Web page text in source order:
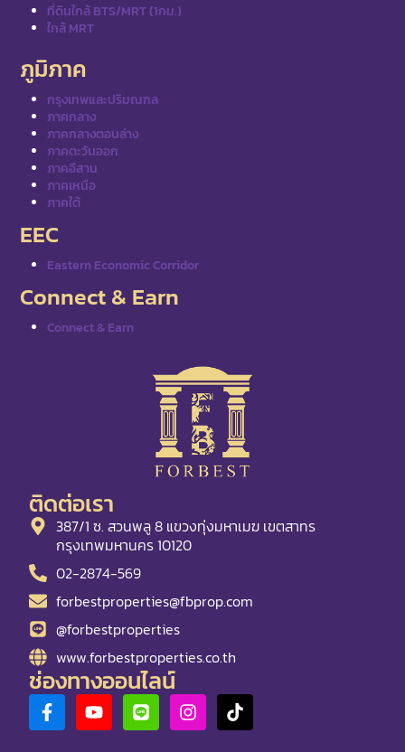
ที่ดินใกล้ BTS/MRT (1กม.)
ใกล้ MRT
ภูมิภาค
กรุงเทพและปริมณฑล
ภาคกลาง
ภาคกลางตอนล่าง
ภาคตะวันออก
ภาคอีสาน
ภาคเหนือ
ภาคใต้
EEC
Eastern Economic Corridor
Connect & Earn
Connect & Earn
ติดต่อเรา
387/1 ซ. สวนพลู 8 แขวงทุ่งมหาเมฆ เขตสาทร
กรุงเทพมหานคร 10120
02-2874-569
forbestproperties@fbprop.com
@forbestproperties
www.forbestproperties.co.th
ช่องทางออนไลน์